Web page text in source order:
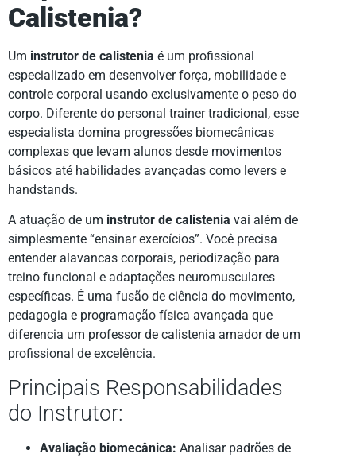
Calistenia?
Um instrutor de calistenia é um profissional
especializado em desenvolver força, mobilidade e
controle corporal usando exclusivamente o peso do
corpo. Diferente do personal trainer tradicional, esse
especialista domina progressões biomecânicas
complexas que levam alunos desde movimentos
básicos até habilidades avançadas como levers e
handstands.
A atuação de um instrutor de calistenia vai além de
simplesmente “ensinar exercícios”. Você precisa
entender alavancas corporais, periodização para
treino funcional e adaptações neuromusculares
específicas. É uma fusão de ciência do movimento,
pedagogia e programação física avançada que
diferencia um professor de calistenia amador de um
profissional de excelência.
Principais Responsabilidades
do Instrutor:
Avaliação biomecânica: Analisar padrões de